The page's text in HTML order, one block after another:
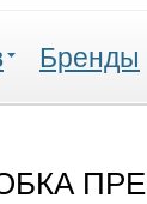
Бренды